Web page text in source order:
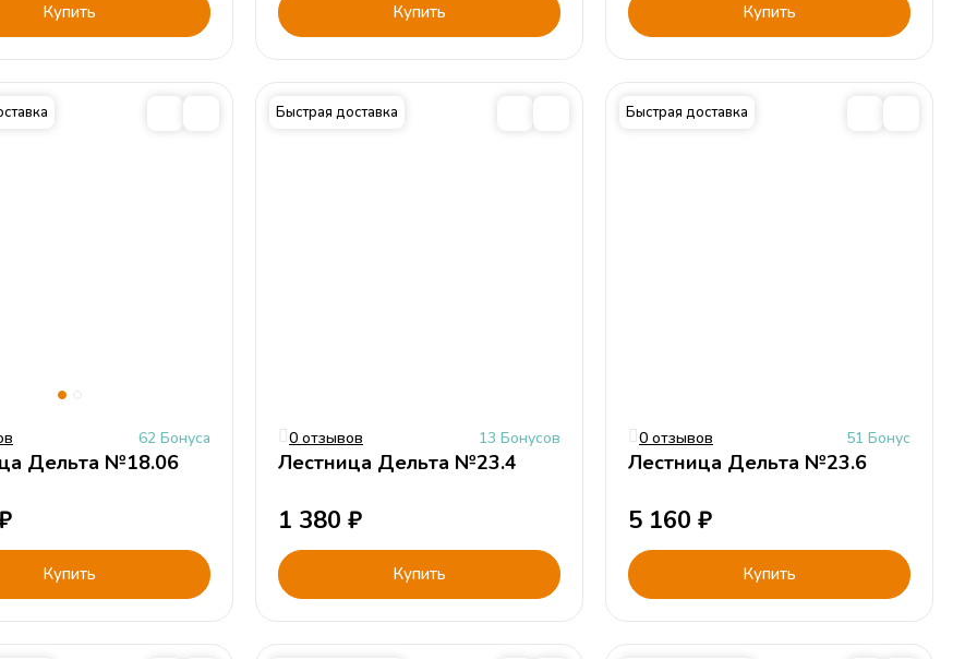
Купить Купить Купить
62 Бонуса
Дельта №18.06
Купить
Быстрая доставка
0 отзывов 13 Бонусов
Лестница Дельта №23.4
1 380 ₽
Купить
Быстрая доставка
0 отзывов 51 Бонус
Лестница Дельта №23.6
5 160 ₽
Купить